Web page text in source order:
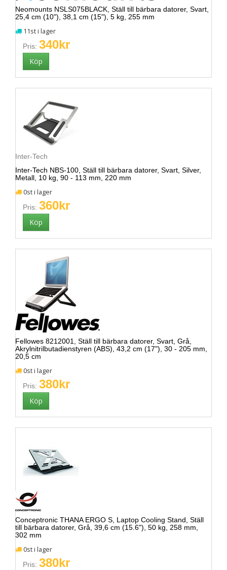
Neomounts NSLS075BLACK, Ställ till bärbara datorer, Svart,
25,4 cm (10"), 38,1 cm (15"), 5 kg, 255 mm
11st i lager
Pris: 340kr
Inter-Tech
Inter-Tech NBS-100, Ställ till bärbara datorer, Svart, Silver,
Metall, 10 kg, 90 - 113 mm, 220 mm
0st i lager
Pris: 360kr
Fellowes 8212001, Ställ till bärbara datorer, Svart, Grå,
Akrylnitrilbutadienstyren (ABS), 43,2 cm (17"), 30 - 205 mm,
20,5 cm
0st i lager
Pris: 380kr
Conceptronic THANA ERGO S, Laptop Cooling Stand, Ställ
till bärbara datorer, Grå, 39,6 cm (15.6"), 50 kg, 258 mm,
302 mm
0st i lager
Pris: 380kr